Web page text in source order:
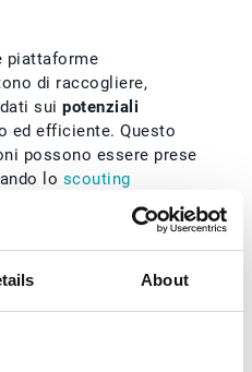
About
piattaforme
di raccogliere,
sui potenziali
ed efficiente. Questo
possono essere prese
lo scouting
aggiornate e
di errori manuali.